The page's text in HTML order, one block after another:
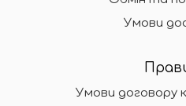
Умови
Умови договору